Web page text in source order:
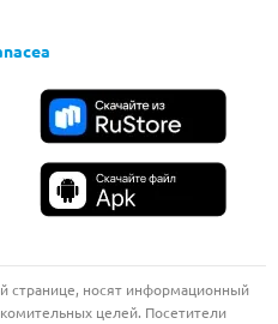
странице, носят информационный
целей. Посетители